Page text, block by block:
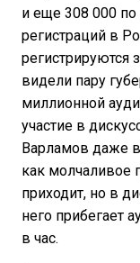
и еще 308 000 по
регистраций в
видели пару
миллионной
участие в
Варламов даже
как молчаливое
приходит, но в
него прибегает
в час.